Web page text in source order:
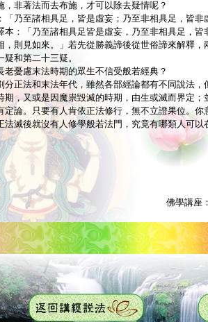
，非著法而去布施，才可以除去疑情呢？
「乃至諸相具足，皆是虛妄；乃至非相具足，皆
本：「乃至諸相具足皆是虛妄，乃至非相具足，
，則見如來。」若先從勝義諦後從世俗諦來解釋，
疑和第二十三疑。
老憂慮末法時期的眾生不信受般若經典？
分正法和末法年代，雖然各部經論都有不同說法
期，又或是因魔祟毀滅的時期，由生或滅而界定
定論。只要有人肯依正法修行，無不立證果位。你
法滅後就沒有人修學般若法門，究竟有哪類人可
佛學講座